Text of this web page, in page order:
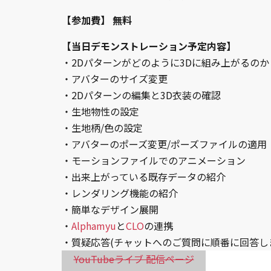
【参加費】 無料
【当日デモンストレーション予定内容】
・2Dパターンがどのように3Dに組み上がるのか
・アバターのサイズ変更
・2Dパターンの編集と3D衣装の確認
・生地物性の設定
・生地柄/色の設定
・アバターのポーズ変更/ポーズファイルの適用
・モーションファイルでのアニメーション
・出来上がっている既存データの紹介
・レンダリング機能の紹介
・簡単なデザイン展開
・ AlphamyuとCLOの連携
・質疑応答(チャットへのご質問に順番に回答
YouTubeライブ 配信ページ